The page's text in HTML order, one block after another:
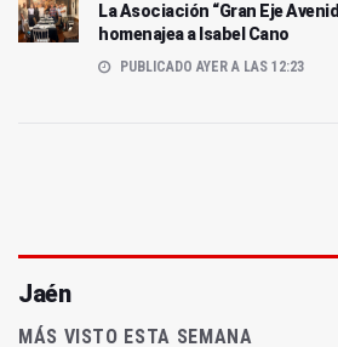
La Asociación “Gran Eje
homenajea a Isabel Cano
PUBLICADO AYER A LAS 12:23
Jaén
MÁS VISTO ESTA SEMANA